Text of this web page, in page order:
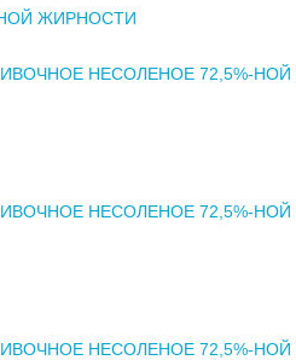
ЖИРНОСТИ
НЕСОЛЕНОЕ 72,5%-НОЙ
НЕСОЛЕНОЕ 72,5%-НОЙ
НЕСОЛЕНОЕ 72,5%-НОЙ